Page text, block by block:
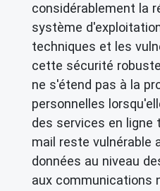
considérablement la
système
techniques et les
cette sécurité
ne s'étend pas à la
personnelles
des services en ligne
mail reste vulnérable
données au niveau
aux communications